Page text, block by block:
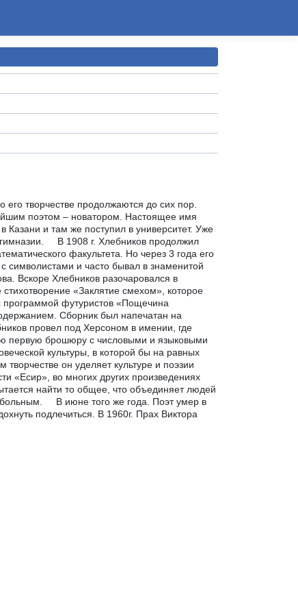
творчестве продолжаются до сих пор.
поэтом – новатором. Настоящее имя
и там же поступил в университет. Уже
гимназии. В 1908 г. Хлебников продолжил
факультета. Но через 3 года его
символистами и часто бывал в знаменитой
Вскоре Хлебников разочаровался в
«Заклятие смехом», которое
программой футуристов «Пощечина
Сборник был напечатан на
провел под Херсоном в имении, где
первую брошюру с числовыми и языковыми
культуры, в которой бы на равных
он уделяет культуре и поэзии
«Есир», во многих других произведениях
найти то общее, что объединяет людей
больным. В июне того же года. Поэт умер в
подлечиться. В 1960г. Прах Виктора